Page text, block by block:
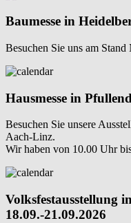
Baumesse in
Besuchen Sie uns am Stand
Hausmesse in
Besuchen Sie unsere
Aach-Linz.
Wir haben von 10.00 Uhr
Volksfestausstellung
18.09.-21.09.2026